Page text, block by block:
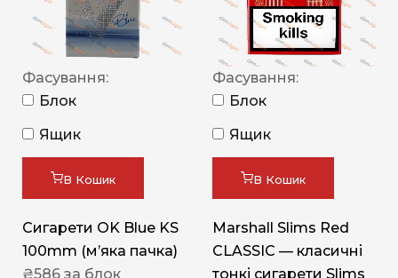
Фасування:
Блок
Ящик
В Кошик
Сигарети OK Blue KS
100mm (м’яка пачка)
₴586 за блок
Фасування:
Блок
Ящик
В Кошик
Marshall Slims Red
CLASSIC — класичні
тонкі сигарети Slims